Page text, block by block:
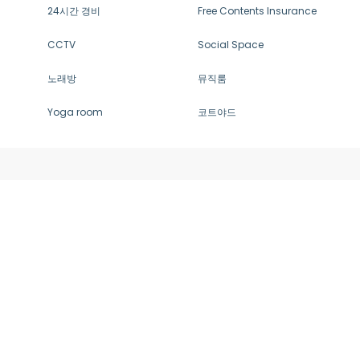
24시간 경비 Free Contents Insurance
CCTV Social Space
노래방 뮤직룸
Yoga room 코트야드